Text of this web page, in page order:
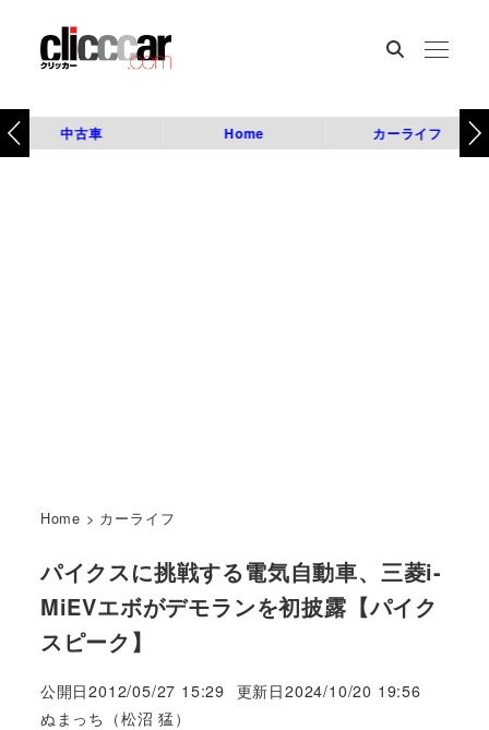
中古車 Home カーライフ
Home > カーライフ
パイクスに挑戦する電気自動車、三菱i-
MiEVエボがデモランを初披露【パイク
スピーク】
公開日2012/05/27 15:29 更新日2024/10/20 19:56
著
ぬまっち（松沼 猛）